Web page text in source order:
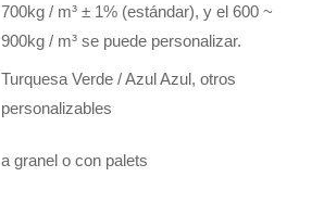
700kg / m³ ± 1% (estándar), y el 600 ~
900kg / m³ se puede personalizar.
Turquesa Verde / Azul Azul, otros
personalizables
a granel o con palets